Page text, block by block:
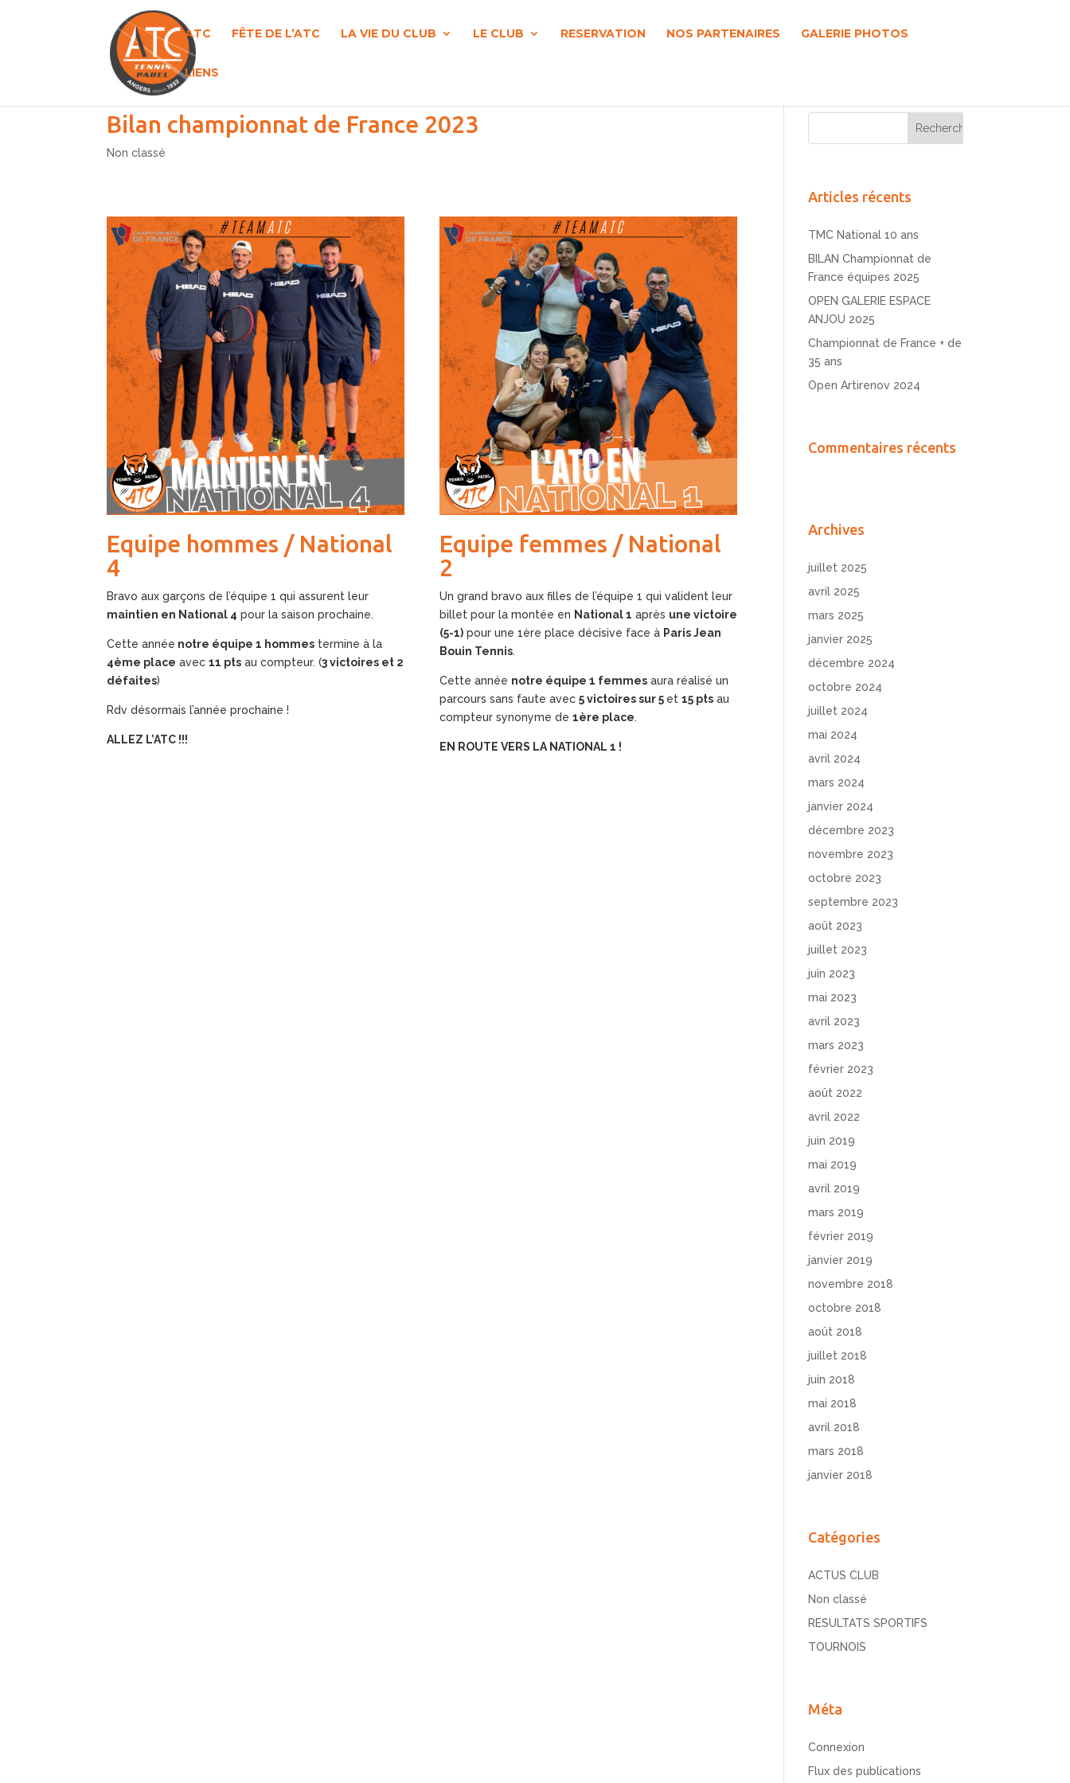
ATC FÊTE DE L’ATC LA VIE DU CLUB LE CLUB RESERVATION NOS PARTENAIRES GALERIE PHOTOS
LIENS
Bilan championnat de France 2023
Non classé
Equipe hommes / National
4
Bravo aux garçons de l’équipe 1 qui assurent leur
maintien en National 4 pour la saison prochaine.
Cette année notre équipe 1 hommes termine à la
4ème place avec11 pts au compteur. (3 victoires et 2
défaites)
Rdv désormais l’année prochaine !
ALLEZ L’ATC !!!
Equipe femmes / National
2
Un grand bravo aux filles de l’équipe 1 qui valident leur
billet pour la montée en National 1 après une victoire
(5-1)pour une 1ère place décisive face à Paris Jean
Bouin Tennis.
Cette année notre équipe 1 femmesaura réalisé un
parcours sans faute avec 5 victoires sur 5 et 15 ptsau
compteur synonyme de 1ère place.
EN ROUTE VERS LA NATIONAL 1 !
Articles récents
TMC National 10 ans
BILAN Championnat de
France équipes 2025
OPEN GALERIE ESPACE
ANJOU 2025
Championnat de France + de
35 ans
Open Artirenov 2024
Commentaires récents
Archives
juillet 2025
avril 2025
mars 2025
janvier 2025
décembre 2024
octobre 2024
juillet 2024
mai 2024
avril 2024
mars 2024
janvier 2024
décembre 2023
novembre 2023
octobre 2023
septembre 2023
août 2023
juillet 2023
juin 2023
mai 2023
avril 2023
mars 2023
février 2023
août 2022
avril 2022
juin 2019
mai 2019
avril 2019
mars 2019
février 2019
janvier 2019
novembre 2018
octobre 2018
août 2018
juillet 2018
juin 2018
mai 2018
avril 2018
mars 2018
janvier 2018
Catégories
ACTUS CLUB
Non classé
RESULTATS SPORTIFS
TOURNOIS
Méta
Connexion
Flux des publications